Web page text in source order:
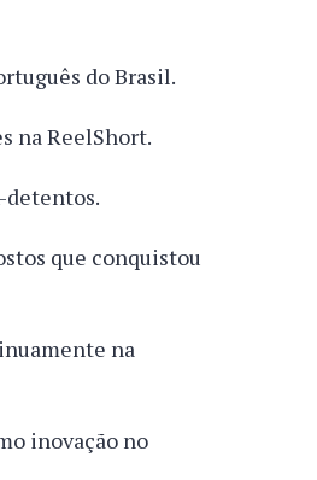
do Brasil.
na ReelShort.
detentos.
que conquistou
na
inovação no